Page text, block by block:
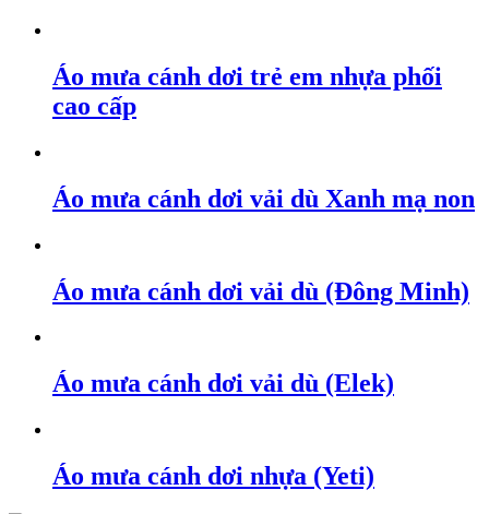
Áo mưa cánh dơi trẻ em nhựa phối
cao cấp
Áo mưa cánh dơi vải dù Xanh mạ non
Áo mưa cánh dơi vải dù (Đông Minh)
Áo mưa cánh dơi vải dù (Elek)
Áo mưa cánh dơi nhựa (Yeti)